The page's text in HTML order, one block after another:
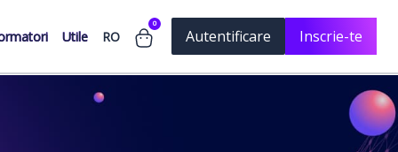
Utile RO
0
Autentificare Inscrie-te